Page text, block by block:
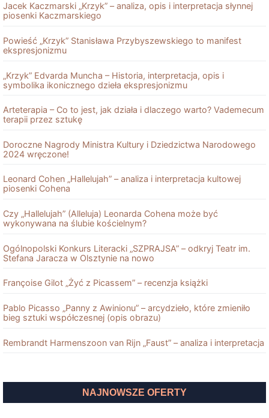
Jacek Kaczmarski „Krzyk” – analiza, opis i interpretacja słynnej
piosenki Kaczmarskiego
Powieść „Krzyk” Stanisława Przybyszewskiego to manifest
ekspresjonizmu
„Krzyk” Edvarda Muncha – Historia, interpretacja, opis i
symbolika ikonicznego dzieła ekspresjonizmu
Arteterapia – Co to jest, jak działa i dlaczego warto? Vademecum
terapii przez sztukę
Doroczne Nagrody Ministra Kultury i Dziedzictwa Narodowego
2024 wręczone!
Leonard Cohen „Hallelujah” – analiza i interpretacja kultowej
piosenki Cohena
Czy „Hallelujah” (Alleluja) Leonarda Cohena może być
wykonywana na ślubie kościelnym?
Ogólnopolski Konkurs Literacki „SZPRAJSA” – odkryj Teatr im.
Stefana Jaracza w Olsztynie na nowo
Françoise Gilot „Żyć z Picassem” – recenzja książki
Pablo Picasso „Panny z Awinionu” – arcydzieło, które zmieniło
bieg sztuki współczesnej (opis obrazu)
Rembrandt Harmenszoon van Rĳn „Faust” – analiza i interpretacja
NAJNOWSZE OFERTY